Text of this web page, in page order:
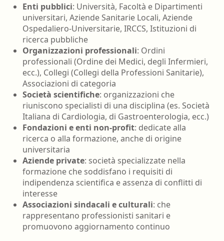
Enti pubblici: Università, Facoltà e Dipartimenti
universitari, Aziende Sanitarie Locali, Aziende
Ospedaliero-Universitarie, IRCCS, Istituzioni di
ricerca pubbliche
Organizzazioni professionali: Ordini
professionali (Ordine dei Medici, degli Infermieri,
ecc.), Collegi (Collegi della Professioni Sanitarie),
Associazioni di categoria
Società scientifiche: organizzazioni che
riuniscono specialisti di una disciplina (es. Società
Italiana di Cardiologia, di Gastroenterologia, ecc.)
Fondazioni e enti non-profit: dedicate alla
ricerca o alla formazione, anche di origine
universitaria
Aziende private: società specializzate nella
formazione che soddisfano i requisiti di
indipendenza scientifica e assenza di conflitti di
interesse
Associazioni sindacali e culturali: che
rappresentano professionisti sanitari e
promuovono aggiornamento continuo